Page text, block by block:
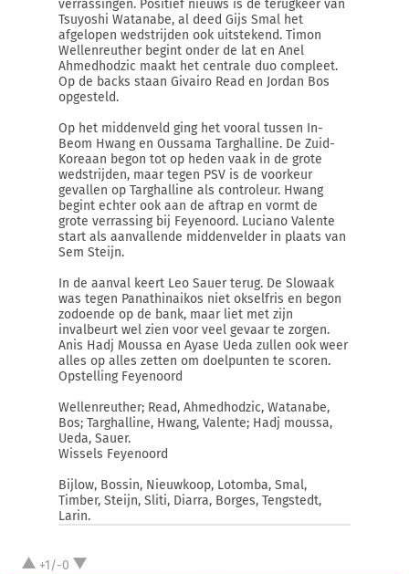
verrassingen. Positief nieuws is de terugkeer van
Tsuyoshi Watanabe, al deed Gijs Smal het
afgelopen wedstrijden ook uitstekend. Timon
Wellenreuther begint onder de lat en Anel
Ahmedhodzic maakt het centrale duo compleet.
Op de backs staan Givairo Read en Jordan Bos
opgesteld.
Op het middenveld ging het vooral tussen In-
Beom Hwang en Oussama Targhalline. De Zuid-
Koreaan begon tot op heden vaak in de grote
wedstrijden, maar tegen PSV is de voorkeur
gevallen op Targhalline als controleur. Hwang
begint echter ook aan de aftrap en vormt de
grote verrassing bij Feyenoord. Luciano Valente
start als aanvallende middenvelder in plaats van
Sem Steijn.
In de aanval keert Leo Sauer terug. De Slowaak
was tegen Panathinaikos niet okselfris en begon
zodoende op de bank, maar liet met zijn
invalbeurt wel zien voor veel gevaar te zorgen.
Anis Hadj Moussa en Ayase Ueda zullen ook weer
alles op alles zetten om doelpunten te scoren.
Opstelling Feyenoord
Wellenreuther; Read, Ahmedhodzic, Watanabe,
Bos; Targhalline, Hwang, Valente; Hadj moussa,
Ueda, Sauer.
Wissels Feyenoord
Bijlow, Bossin, Nieuwkoop, Lotomba, Smal,
Timber, Steijn, Sliti, Diarra, Borges, Tengstedt,
Larin.
+1/-0